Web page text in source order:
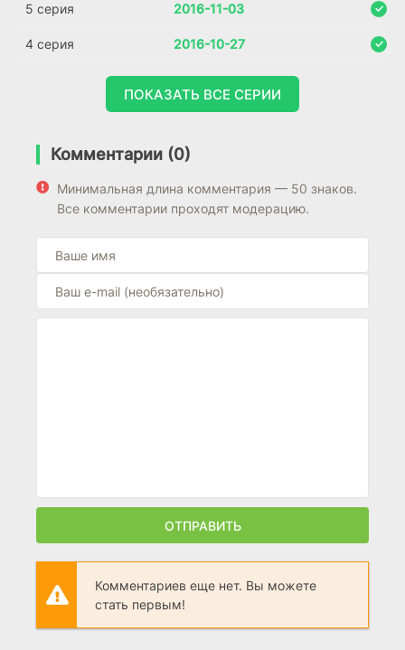
5 серия 2016-11-03
4 серия 2016-10-27
ПОКАЗАТЬ ВСЕ СЕРИИ
Комментарии (0)
Минимальная длина комментария — 50 знаков.
Все комментарии проходят модерацию.
ОТПРАВИТЬ
Комментариев еще нет. Вы можете
стать первым!